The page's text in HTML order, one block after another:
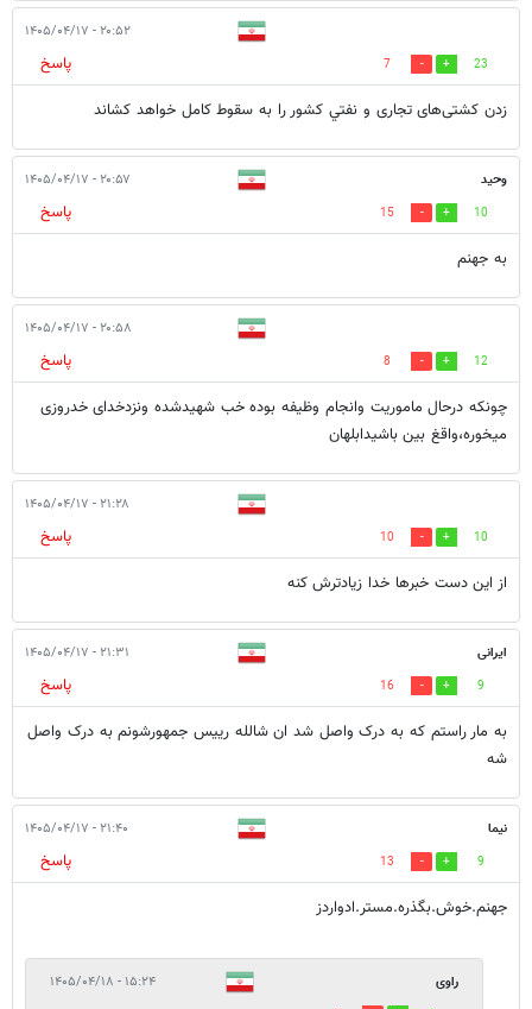
۲۰:۵۲ - ۱۴۰۵/۰۴/۱۷
23
7
پاسخ
زدن کشتی‌های تجاری و نفتي کشور را به سقوط کامل خواهد کشاند
وحید ۲۰:۵۷ - ۱۴۰۵/۰۴/۱۷
10
15
پاسخ
به جهنم
۲۰:۵۸ - ۱۴۰۵/۰۴/۱۷
12
8
پاسخ
چونکه درحال ماموریت وانجام وظیفه بوده خب شهیدشده ونزدخدای خدروزی
میخوره،واقغ بین باشیدابلهان
۲۱:۲۸ - ۱۴۰۵/۰۴/۱۷
10
10
پاسخ
از این دست خبرها خدا زیادترش کنه
ایرانی ۲۱:۳۱ - ۱۴۰۵/۰۴/۱۷
9
16
پاسخ
به مار راستم که به درک واصل شد ان شالله رییس جمهورشونم به درک واصل
شه
نیما ۲۱:۴۰ - ۱۴۰۵/۰۴/۱۷
9
13
پاسخ
جهنم.خوش.بگذره.مستر.ادواردز
راوی ۱۵:۲۴ - ۱۴۰۵/۰۴/۱۸